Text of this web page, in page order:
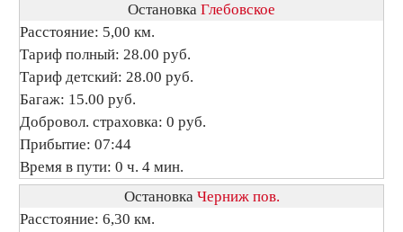
Остановка Глебовское
Расстояние: 5,00 км.
Тариф полный: 28.00 руб.
Тариф детский: 28.00 руб.
Багаж: 15.00 руб.
Добровол. страховка: 0 руб.
Прибытие: 07:44
Время в пути: 0 ч. 4 мин.
Остановка Черниж пов.
Расстояние: 6,30 км.